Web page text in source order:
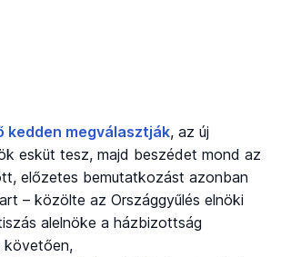
kedden megválasztják, az új
esküt tesz, majd beszédet mond az
előzetes bemutatkozást azonban
– közölte az Országgyűlés elnöki
alelnöke a házbizottság
követően,